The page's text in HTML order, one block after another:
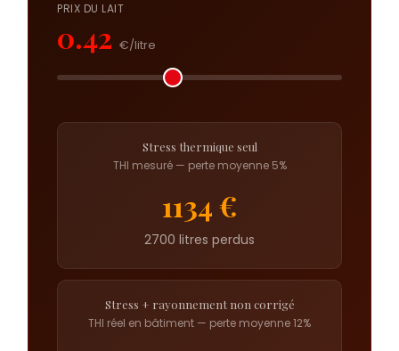
PRIX DU LAIT
0.42 €/litre
Stress thermique seul
THI mesuré — perte moyenne 5%
1134 €
2700 litres perdus
Stress + rayonnement non corrigé
THI réel en bâtiment — perte moyenne 12%